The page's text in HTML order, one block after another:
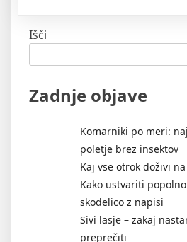
Išči
Zadnje objave
Komarniki po meri:
poletje brez insektov
Kaj vse otrok doživi
Kako ustvariti
skodelico z napisi
Sivi lasje – zakaj
preprečiti